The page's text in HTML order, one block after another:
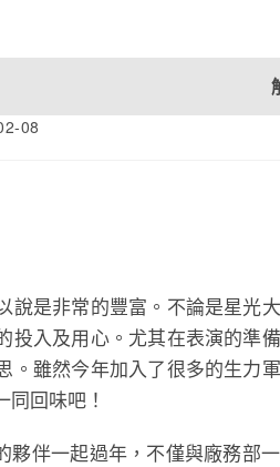
08
說是非常的豐富。不論是星光
投入及用心。尤其在表演的準
。雖然今年加入了很多的生力
回味吧！
夥伴一起過年，不僅與廠務部